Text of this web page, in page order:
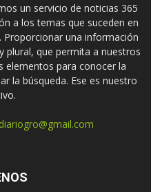
un servicio de noticias 365
a los temas que suceden en
Proporcionar una información
plural, que permita a nuestros
elementos para conocer la
la búsqueda. Ese es nuestro